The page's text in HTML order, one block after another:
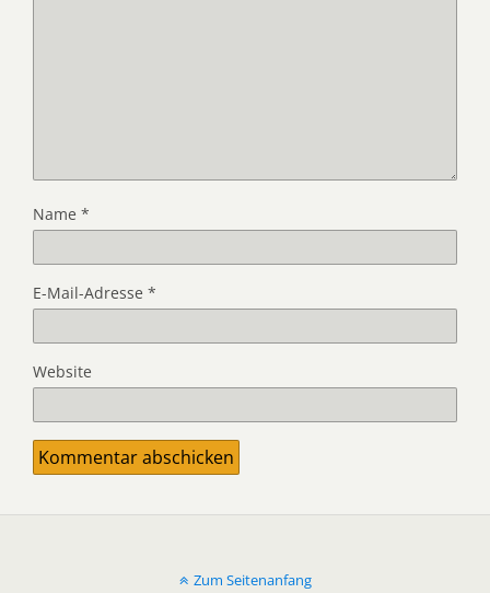
Name *
E-Mail-Adresse *
Website
Zum Seitenanfang